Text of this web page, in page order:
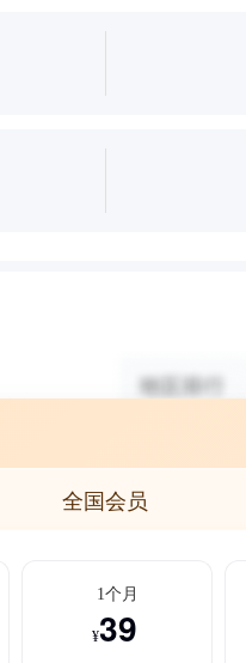
全国会员
1个月
¥39